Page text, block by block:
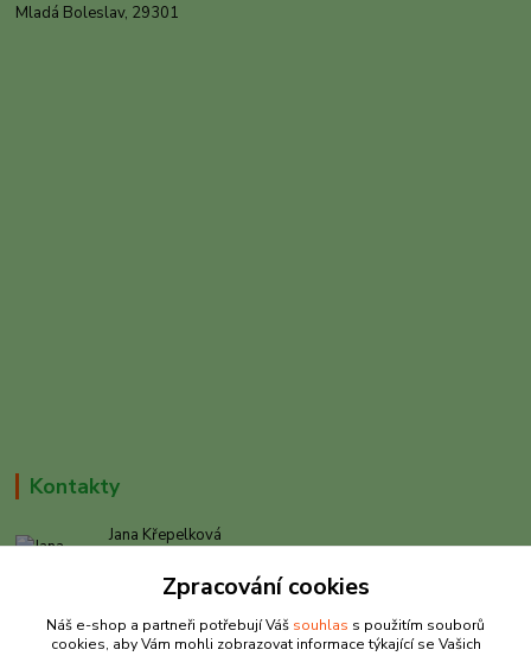
Mladá Boleslav, 29301
Kontakty
Jana Křepelková
(Po-Pá, 9-17 hod. , So 9-12 hod.)
info@rybarkrepelkova.cz
Zpracování cookies
Náš e-shop a partneři potřebují Váš souhlas s použitím souborů
cookies, aby Vám mohli zobrazovat informace týkající se Vašich